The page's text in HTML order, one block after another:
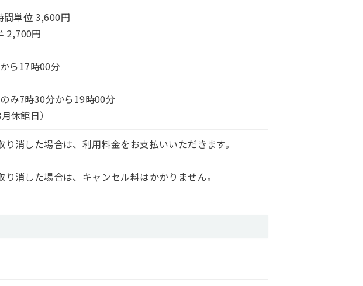
間単位 3,600円
2,700円
ら17時00分
み7時30分から19時00分
休館日）
消した場合は、利用料金をお支払いいただきます。
消した場合は、キャンセル料はかかりません。